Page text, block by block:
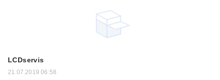
LCDservis
21.07.2019 06:58